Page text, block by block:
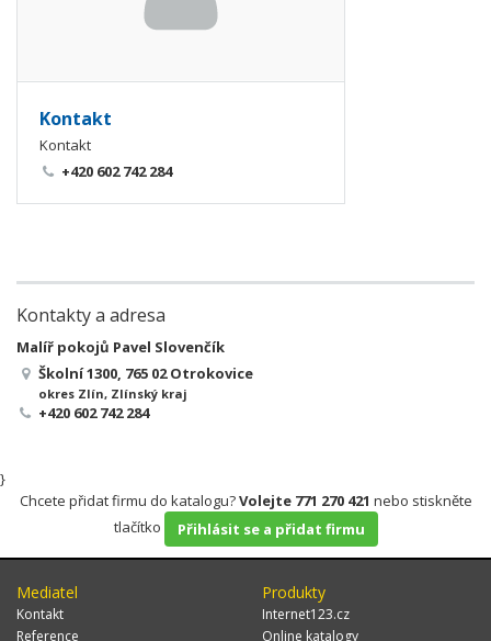
Kontakt
Kontakt
+420 602 742 284
Kontakty a adresa
Malíř pokojů Pavel Slovenčík
Školní 1300, 765 02 Otrokovice
okres Zlín, Zlínský kraj
+420 602 742 284
}
Chcete přidat firmu do katalogu?Volejte 771 270 421 nebo stiskněte
tlačítko
Přihlásit se a přidat firmu
Mediatel
Kontakt
Reference
Produkty
Internet123.cz
Online katalogy